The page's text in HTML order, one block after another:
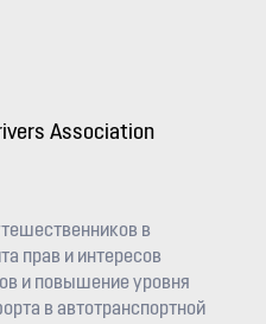
Association
в
прав и интересов
и повышение уровня
в автотранспортной